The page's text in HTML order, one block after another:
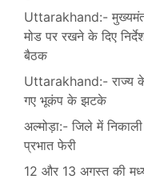
Uttarakhand:-
मोड पर रखने के दिए
बैठक
Uttarakhand:- राज्य
गए भूकंप के झटके
अल्मोड़ा:- जिले में
प्रभात फेरी
12 और 13 अगस्त की